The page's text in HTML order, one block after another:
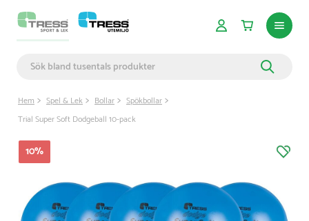
Hem Spel & Lek Bollar
Spökbollar
Trial Super Soft Dodgeball 10-pack
10%